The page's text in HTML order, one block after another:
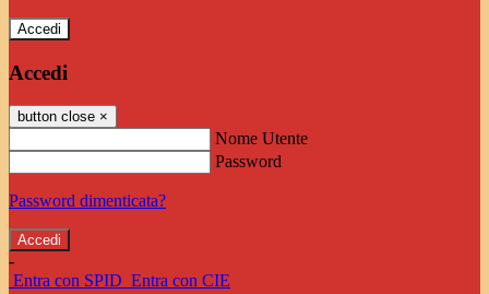
Accedi
Accedi
button close ×
Nome Utente
Password
Password dimenticata?
-
Entra con SPID Entra con CIE